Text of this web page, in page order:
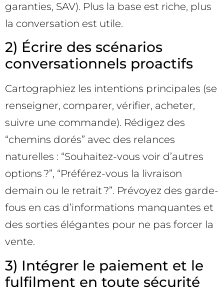
garanties, SAV). Plus la base est riche, plus
la conversation est utile.
2) Écrire des scénarios
conversationnels proactifs
Cartographiez les intentions principales (se
renseigner, comparer, vérifier, acheter,
suivre une commande). Rédigez des
“chemins dorés” avec des relances
naturelles : “Souhaitez-vous voir d’autres
options ?”, “Préférez-vous la livraison
demain ou le retrait ?”. Prévoyez des garde-
fous en cas d’informations manquantes et
des sorties élégantes pour ne pas forcer la
vente.
3) Intégrer le paiement et le
fulfilment en toute sécurité